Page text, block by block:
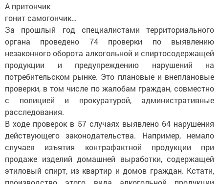
А притончик
гонит самогончик…
За прошлый год специалистами территориального
органа проведено 74 проверки по выявлению
незаконного оборота алкогольной и спиртосодержащей
продукции и предупреждению нарушений на
потребительском рынке. Это плановые и внеплановые
проверки, в том числе по жалобам граждан, совместно
с полицией и прокуратурой, административные
расследования.
В ходе проверок в 57 случаях выявлено 64 нарушения
действующего законодательства. Например, немало
случаев изъятия контрафактной продукции при
продаже изделий домашней выработки, содержащей
этиловый спирт, из квартир и домов граждан. Кстати,